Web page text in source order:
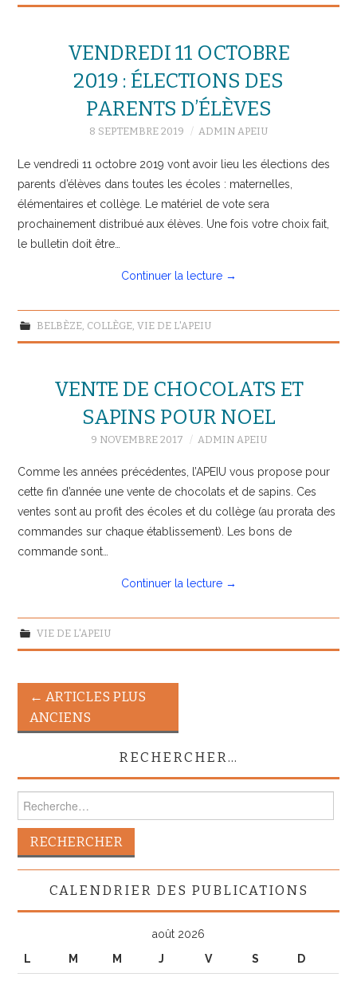
VENDREDI 11 OCTOBRE
2019 : ÉLECTIONS DES
PARENTS D’ÉLÈVES
8 SEPTEMBRE 2019 ADMIN APEIU
Le vendredi 11 octobre 2019 vont avoir lieu les élections des
parents d’élèves dans toutes les écoles : maternelles,
élémentaires et collège. Le matériel de vote sera
prochainement distribué aux élèves. Une fois votre choix fait,
le bulletin doit être…
Continuer la lecture →
BELBÈZE, COLLÈGE, VIE DE L'APEIU
VENTE DE CHOCOLATS ET
SAPINS POUR NOEL
9 NOVEMBRE 2017 ADMIN APEIU
Comme les années précédentes, l’APEIU vous propose pour
cette fin d’année une vente de chocolats et de sapins. Ces
ventes sont au profit des écoles et du collège (au prorata des
commandes sur chaque établissement). Les bons de
commande sont…
Continuer la lecture →
VIE DE L'APEIU
Navigation
des
articles
← ARTICLES PLUS
ANCIENS
RECHERCHER…
Rechercher :
CALENDRIER DES PUBLICATIONS
août 2026
L
M M J V S D